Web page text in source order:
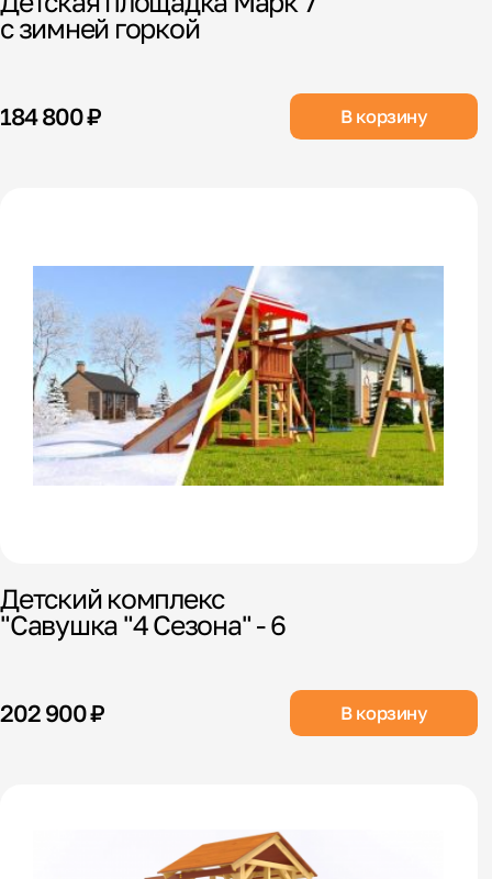
с зимней горкой
184 800 ₽ В корзину
Детский комплекс
"Савушка "4 Сезона" - 6
202 900 ₽ В корзину